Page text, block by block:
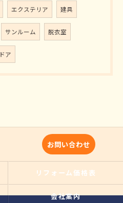
エクステリア 建具
サンルーム 脱衣室
ドア
お問い合わせ
リフォーム価格表
会社案内